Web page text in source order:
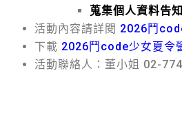
蒐集個人資料告
活動內容請詳閱 2026鬥
下載 2026鬥code少女夏令
活動聯絡人：董小姐 02-